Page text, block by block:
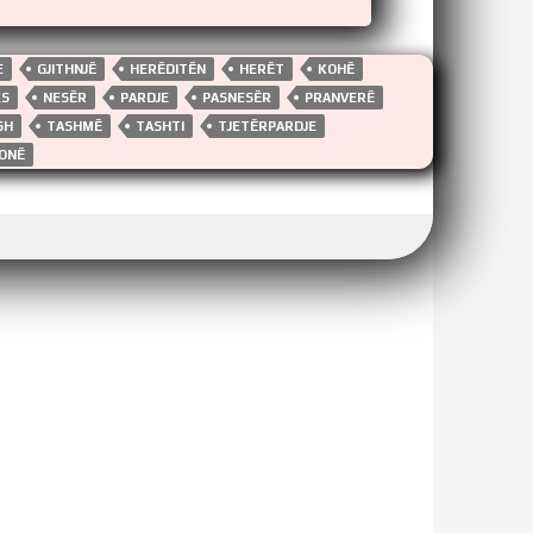
GJITHNJË HERËDITËN HERËT
KOHË
NESËR PARDJE PASNESËR
PRANVERË
TASHMË TASHTI
TJETËRPARDJE